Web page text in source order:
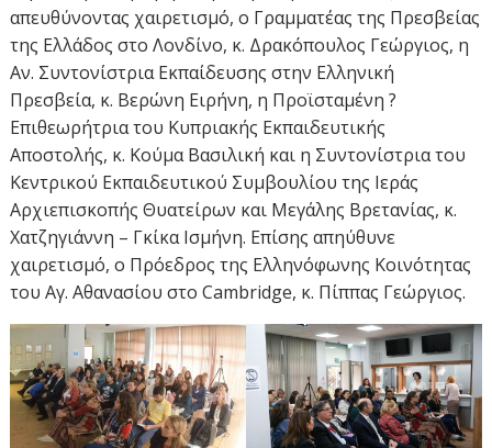
απευθύνοντας χαιρετισμό, ο Γραμματέας της Πρεσβείας
της Ελλάδος στο Λονδίνο, κ. Δρακόπουλος Γεώργιος, η
Αν. Συντονίστρια Εκπαίδευσης στην Ελληνική
Πρεσβεία, κ. Βερώνη Ειρήνη, η Προϊσταμένη ?
Επιθεωρήτρια του Κυπριακής Εκπαιδευτικής
Αποστολής, κ. Κούμα Βασιλική και η Συντονίστρια του
Κεντρικού Εκπαιδευτικού Συμβουλίου της Ιεράς
Αρχιεπισκοπής Θυατείρων και Μεγάλης Βρετανίας, κ.
Χατζηγιάννη – Γκίκα Ισμήνη. Επίσης απηύθυνε
χαιρετισμό, ο Πρόεδρος της Ελληνόφωνης Κοινότητας
του Αγ. Αθανασίου στο Cambridge, κ. Πίππας Γεώργιος.